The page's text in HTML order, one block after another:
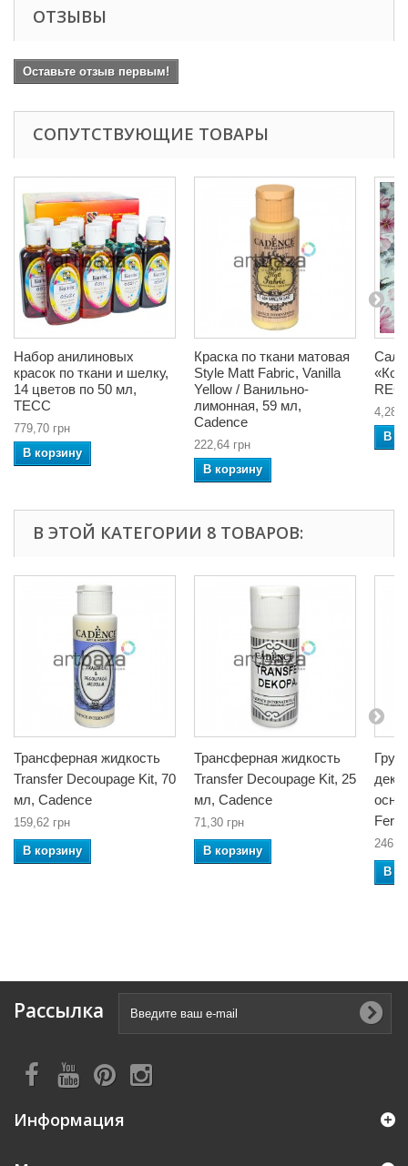
ОТЗЫВЫ
Оставьте отзыв первым!
СОПУТСТВУЮЩИЕ ТОВАРЫ
Набор анилиновых
красок по ткани и шелку,
14 цветов по 50 мл,
ТЕСС
779,70 грн
В корзину
Краска по ткани матовая
Style Matt Fabric, Vanilla
Yellow / Ванильно-
лимонная, 59 мл,
Cadence
222,64 грн
В корзину
4,28
В
В ЭТОЙ КАТЕГОРИИ 8 ТОВАРОВ:
Трансферная жидкость
Transfer Decoupage Kit, 70
мл, Cadence
159,62 грн
В корзину
Трансферная жидкость
Transfer Decoupage Kit, 25
мл, Cadence
71,30 грн
В корзину
В
Рассылка
Информация